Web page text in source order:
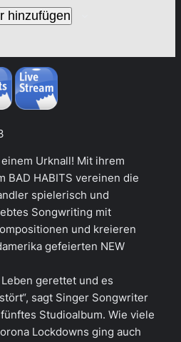
hinzufügen
Urknall! Mit ihrem
BAD HABITS vereinen die
spielerisch und
Songwriting mit
und kreieren
gefeierten NEW
gerettet und es
sagt Singer Songwriter
Studioalbum. Wie viele
Lockdowns ging auch